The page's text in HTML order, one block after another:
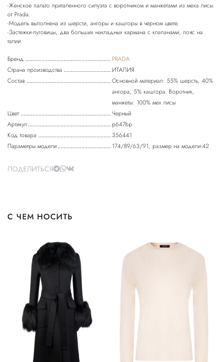
-Женское пальто приталенного силуэта с воротником и манжетами из меха лисы
от Prada.
-Модель выполнена из шерсти, ангоры и кашгоры в черном цвете.
-Застежки-пуговицы, два больших накладных кармана с клапанами, пояс на
Бренд
PRADA
Страна производства
ИТАЛИЯ
Состав
Основной материал: 55% шерсть, 40%
ангора, 5% кашгора. Воротник,
манжеты: 100% мех лисы
Цвет
Черный
Артикул
p647bp
Код товара
356441
Параметры модели
174/89/63/91, размер на модели-42
ПОДЕЛИТЬСЯ
С ЧЕМ НОСИТЬ